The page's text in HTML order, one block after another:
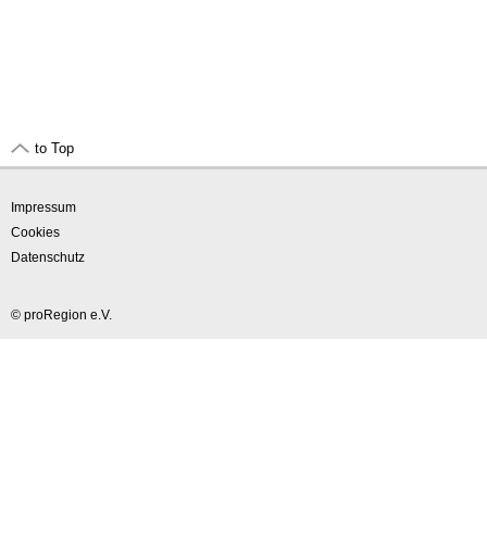
to Top
Impressum
Cookies
Datenschutz
© proRegion e.V.